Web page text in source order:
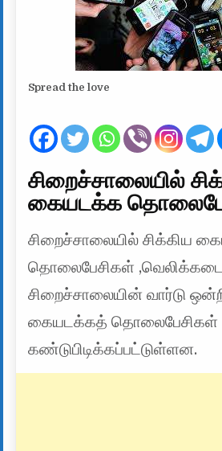
Spread the love
சிறைச்சாலையில்
கையடக்க
சிறைச்சாலையில் சிக்கிய
தொலைபேசிகள் ,வெலிக்கடை
சிறைச்சாலையின் வார்டு
கையடக்கத் தொலைபேசிகள்
கண்டுபிடிக்கப்பட்டுள்ளன.